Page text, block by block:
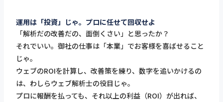
運用は「投資」じゃ。プロに任せて回収せよ
「解析だの改善だの、面倒くさい」と思ったか？
それでいい。御社の仕事は「本業」でお客様を喜ばせること
じゃ。
ウェブのROIを計算し、改善策を練り、数字を追いかけるの
は、わしらウェブ解析士の役目じゃ。
プロに報酬を払っても、それ以上の利益（ROI）が出れば、